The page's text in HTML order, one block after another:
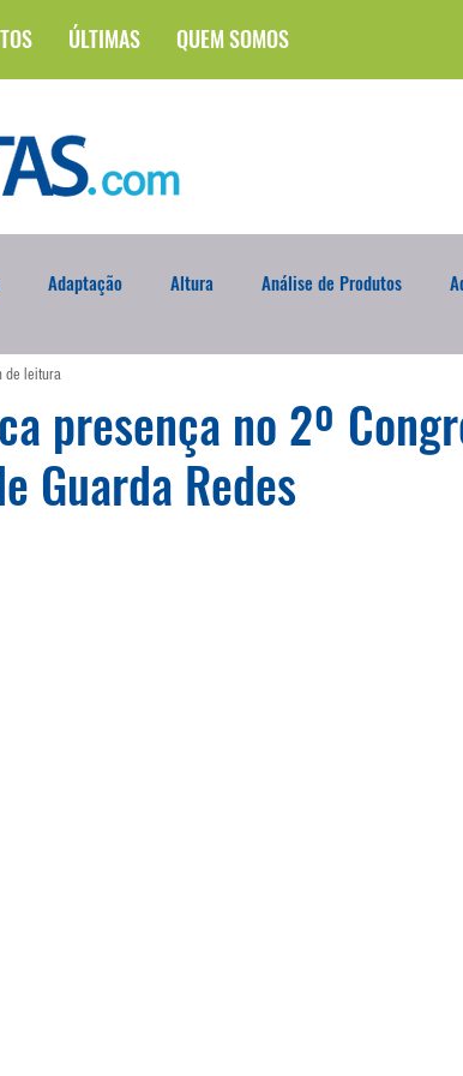
ÚLTIMAS QUEM SOMOS
Adaptação Altura Análise de Produtos
Defesa da Semana Deslocamento
presença no 2º
Guarda Redes
de leitura